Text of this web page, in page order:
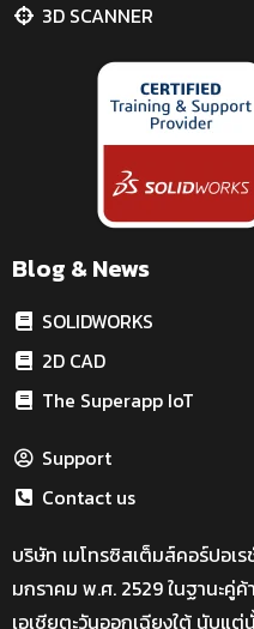
3D SCANNER
Blog & News
SOLIDWORKS
2D CAD
The Superapp IoT
Support
Contact us
บริษัท เมโทรซิสเต็มส์คอร์ปอเ
มกราคม พ.ศ. 2529 ในฐานะคู่
เอเชียตะวันออกเฉียงใต้ นับแ